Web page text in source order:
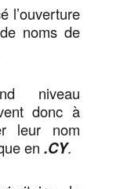
l’ouverture
noms de
niveau
donc à
leur nom
en.CY.